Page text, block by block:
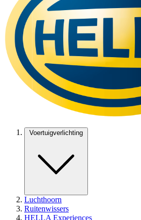
Voertuigverlichting
Luchthoorn
Ruitenwissers
HELLA Experiences